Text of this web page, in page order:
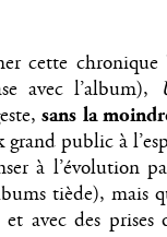
cette
avec l’album),
sans la
public à
à l’évolution
tiède), mais
avec des prises